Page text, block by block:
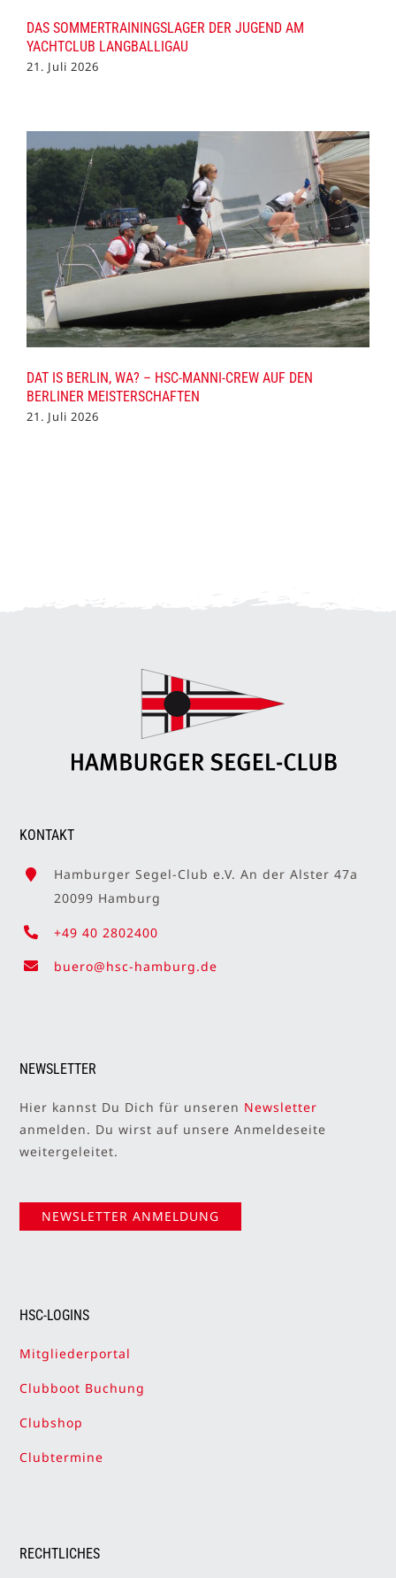
DAS SOMMERTRAININGSLAGER DER JUGEND AM
YACHTCLUB LANGBALLIGAU
21. Juli 2026
DAT IS BERLIN, WA? – HSC-MANNI-CREW AUF DEN
BERLINER MEISTERSCHAFTEN
21. Juli 2026
KONTAKT
Hamburger Segel-Club e.V. An der Alster 47a
20099 Hamburg
+49 40 2802400
buero@hsc-hamburg.de
NEWSLETTER
Hier kannst Du Dich für unseren Newsletter
anmelden. Du wirst auf unsere Anmeldeseite
weitergeleitet.
NEWSLETTER ANMELDUNG
HSC-LOGINS
Mitgliederportal
Clubboot Buchung
Clubshop
Clubtermine
RECHTLICHES